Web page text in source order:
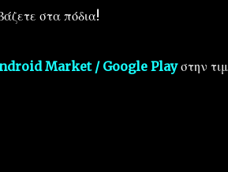
στα πόδια!
Market / Google Playστην